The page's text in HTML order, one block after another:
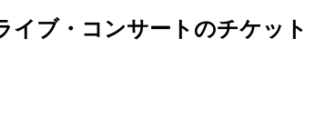
イブ・コンサートのチケット